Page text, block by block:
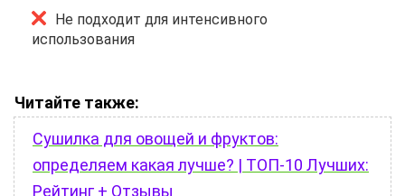
Не подходит для интенсивного
использования
Читайте также:
Сушилка для овощей и фруктов:
определяем какая лучше? | ТОП-10 Лучших:
Рейтинг + Отзывы